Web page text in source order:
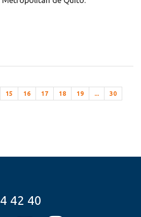
15 16 17 18 19 ... 30
42 40